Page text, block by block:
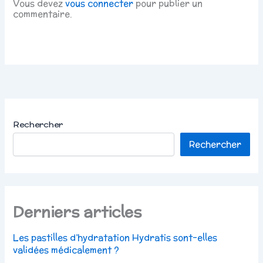
Vous devezvous connecter pour publier un
commentaire.
Rechercher
Rechercher
Derniers articles
Les pastilles d’hydratation Hydratis sont-elles
validées médicalement ?